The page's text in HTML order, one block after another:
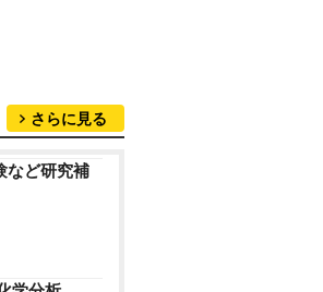
さらに見る
など研究補